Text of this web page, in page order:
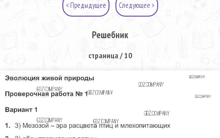
< Предыдущее Следующее >
Решебник
страница / 10